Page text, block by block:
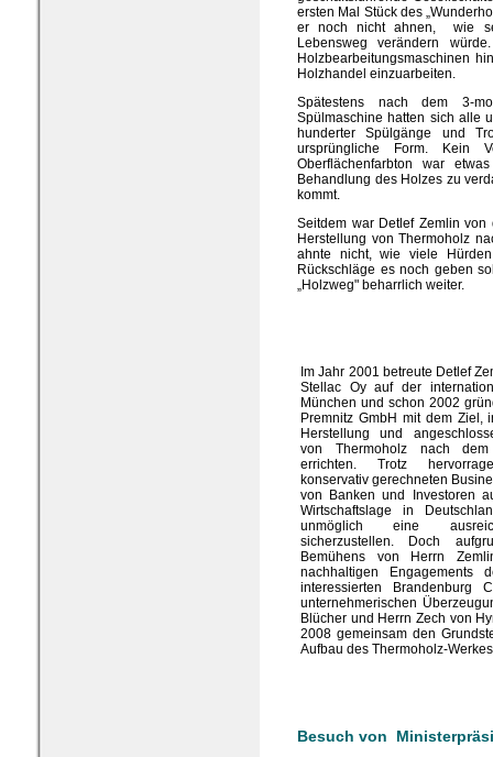
ersten Mal Stück des
er noch nicht ahnen, wie
Lebensweg verändern
Holzbearbeitungsmaschinen
Holzhandel einzuarbeiten.
Spätestens nach dem 3-
Spülmaschine hatten sich alle
hunderter Spülgänge und
ursprüngliche Form. Kein
Oberflächenfarbton war
Behandlung des Holzes zu
kommt.
Seitdem war Detlef Zemlin
Herstellung von Thermoholz
ahnte nicht, wie viele
Rückschläge es noch geben
„Holzweg" beharrlich weiter.
Im Jahr 2001 betreute Detlef
Stellac Oy auf der
München und schon 2002
Premnitz GmbH mit dem Ziel,
Herstellung und
von Thermoholz nach
errichten. Trotz
konservativ gerechneten
von Banken und Investoren
Wirtschaftslage in
unmöglich eine
sicherzustellen. Doch
Bemühens von Herrn
nachhaltigen Engagements
interessierten Brandenburg
unternehmerischen
Blücher und Herrn Zech von
2008 gemeinsam den
Aufbau des Thermoholz-
Besuch von